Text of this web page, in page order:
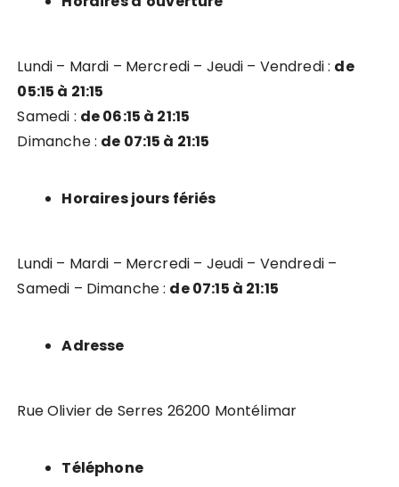
Lundi – Mardi – Mercredi – Jeudi – Vendredi : de
05:15 à 21:15
Samedi : de 06:15 à 21:15
Dimanche : de 07:15 à 21:15
Horaires jours fériés
Lundi – Mardi – Mercredi – Jeudi – Vendredi –
Samedi – Dimanche : de 07:15 à 21:15
Adresse
Rue Olivier de Serres 26200 Montélimar
Téléphone